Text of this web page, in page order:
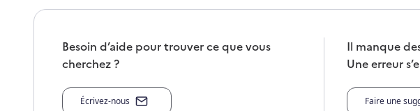
Besoin d’aide pour trouver ce que vous
cherchez ?
Écrivez-nous
Il manque
Une erreur
Faire une